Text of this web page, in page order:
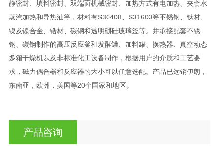
静密封、填料密封、双端面机械密封、加热方式有电加热、夹套水
蒸汽加热和导热油等，材料有S30408、S31603等不锈钢、钛材、
镍及镍合金、锆材、碳钢和透明硼硅玻璃釜等。并承接配套不锈
钢、碳钢制作的高压反应釜和发酵罐、加料罐、换热器、真空动态
多箱干燥机以及非标准化工设备制作，根据用户的介质和工艺要
求，磁力偶合器和反应器的大小可以任意选配。产品已远销伊朗，
东南亚，欧洲，美国等20个国家和地区。
产品咨询